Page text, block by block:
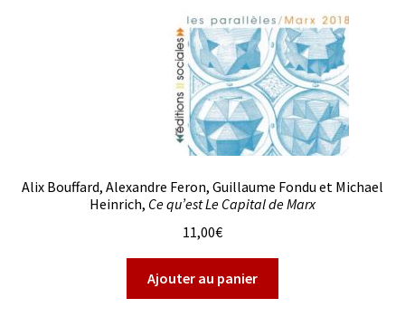
Alix Bouffard, Alexandre Feron, Guillaume Fondu et Michael
Heinrich, Ce qu’est Le Capital de Marx
11,00€
Ajouter au panier